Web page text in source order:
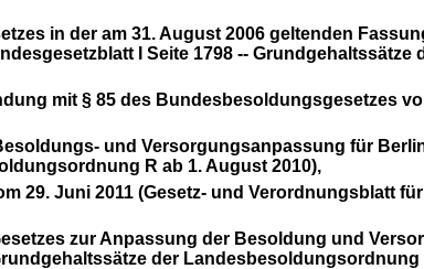
in der am 31. August 2006 geltenden
I Seite 1798 --
mit § 85 des Bundesbesoldungsgesetzes
und Versorgungsanpassung für
R ab 1. August 2010),
Juni 2011 (Gesetz- und Verordnungsblatt
zur Anpassung der Besoldung und
der Landesbesoldungsordnung